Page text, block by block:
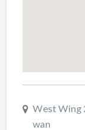
West Wing
wan